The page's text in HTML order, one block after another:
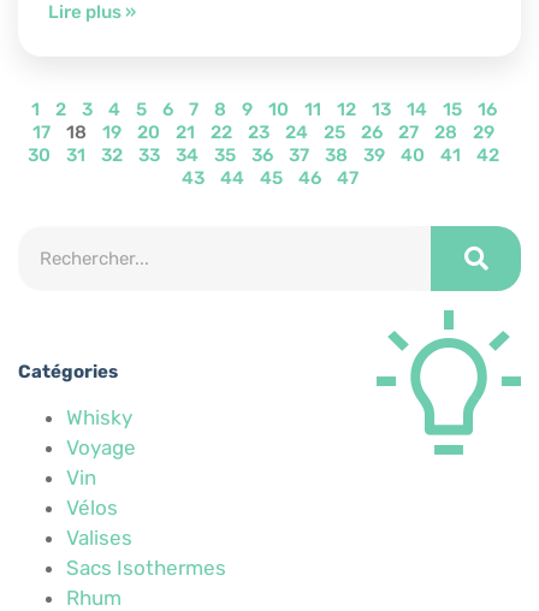
Lire plus »
1 2 3 4 5 6 7 8 9 10 11 12 13 14 15
16
17
18 19 20 21 22 23 24 25 26 27 28
29
30
31 32 33 34 35 36 37 38 39 40 41
42
43
44 45 46 47
Catégories
Whisky
Voyage
Vin
Vélos
Valises
Sacs Isothermes
Rhum